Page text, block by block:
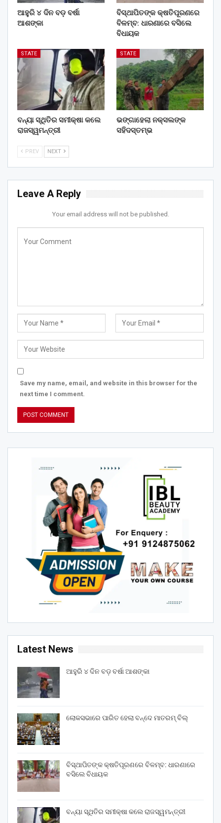
ଆହୁରି ୪ ଦିନ ବଡ଼ ବର୍ଷା
ଆଶଙ୍କା
ବିସ୍ଥାପିତଙ୍କ କ୍ଷତିପୂରଣରେ
ବିଳମ୍ବ: ଧାରଣାରେ ବସିଲେ
ବିଧାୟକ
STATE
ବନ୍ୟା ସ୍ଥିତିର ସମୀକ୍ଷା କଲେ
ରାଜସ୍ୱମନ୍ତ୍ରୀ
STATE
ଭଙ୍ଗାହେଲା ନକ୍ସଲଙ୍କ
ସହିଦସ୍ତମ୍ଭ
PREV NEXT
Leave A Reply
Your email address will not be published.
Save my name, email, and website in this browser for the
next time I comment.
Latest News
ଆହୁରି ୪ ଦିନ ବଡ଼ ବର୍ଷା ଆଶଙ୍କା
ଲୋକସଭାରେ ପାରିତ ହେଲା ବନ୍ଦେ ମାତରମ୍‌ ବିଲ୍‌
ବିସ୍ଥାପିତଙ୍କ କ୍ଷତିପୂରଣରେ ବିଳମ୍ବ: ଧାରଣାରେ
ବସିଲେ ବିଧାୟକ
ବନ୍ୟା ସ୍ଥିତିର ସମୀକ୍ଷା କଲେ ରାଜସ୍ୱମନ୍ତ୍ରୀ